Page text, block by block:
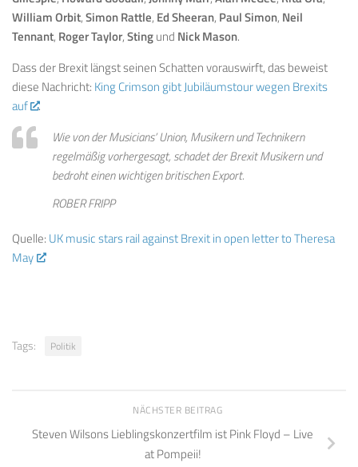
William Orbit,Simon Rattle, Ed Sheeran, Paul Simon, Neil
Tennant, Roger Taylor,Stingund Nick Mason.
Dass der Brexit längst seinen Schatten vorauswirft, das beweist
diese Nachricht: King Crimson gibt Jubiläumstour wegen Brexits
auf
.
Wie von der Musicians’ Union, Musikern und Technikern
regelmäßig vorhergesagt, schadet der Brexit Musikern und
bedroht einen wichtigen britischen Export.
ROBER FRIPP
Quelle: UK music stars rail against Brexit in open letter to Theresa
May
Tags: Politik
NÄCHSTER BEITRAG
Steven Wilsons Lieblingskonzertfilm ist Pink Floyd – Live
at Pompeii!